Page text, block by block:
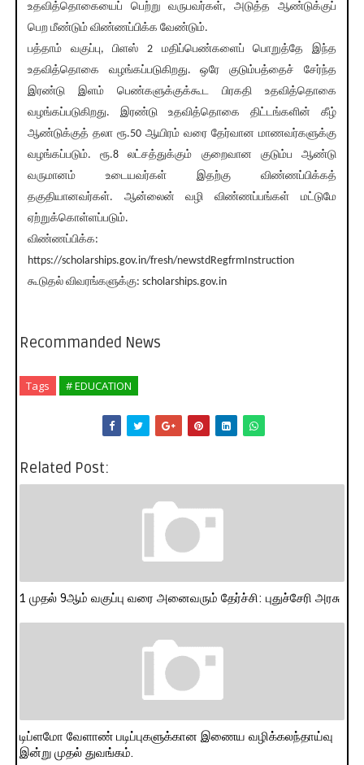
உதவித்தொகையைப் பெற்று வருபவர்கள், அடுத்த ஆண்டுக்குப்
பெற மீண்டும் விண்ணப்பிக்க வேண்டும்.
பத்தாம் வகுப்பு, பிளஸ் 2 மதிப்பெண்களைப் பொறுத்தே இந்த
உதவித்தொகை வழங்கப்படுகிறது. ஒரே குடும்பத்தைச் சேர்ந்த
இரண்டு இளம் பெண்களுக்குக்கூட பிரகதி உதவித்தொகை
வழங்கப்படுகிறது. இரண்டு உதவித்தொகை திட்டங்களின் கீழ்
ஆண்டுக்குத் தலா ரூ.50 ஆயிரம் வரை தேர்வான மாணவர்களுக்கு
வழங்கப்படும். ரூ.8 லட்சத்துக்கும் குறைவான குடும்ப ஆண்டு
வருமானம் உடையவர்கள் இதற்கு விண்ணப்பிக்கத்
தகுதியானவர்கள். ஆன்லைன் வழி விண்ணப்பங்கள் மட்டுமே
ஏற்றுக்கொள்ளப்படும்.
விண்ணப்பிக்க:
https://scholarships.gov.in/fresh/newstdRegfrmInstruction
கூடுதல் விவரங்களுக்கு: scholarships.gov.in
Recommanded News
Tags # EDUCATION
Related Post:
1 முதல் 9ஆம் வகுப்பு வரை அனைவரும் தேர்ச்சி: புதுச்சேரி அரசு
டிப்ளமோ வேளாண் படிப்புகளுக்கான இணைய வழிக்கலந்தாய்வு
இன்று முதல் துவங்கம்.